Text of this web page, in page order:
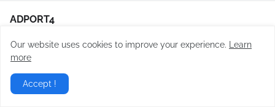
ADPORT4
Our website uses cookies to improve your experience.
Learn
more
Accept !